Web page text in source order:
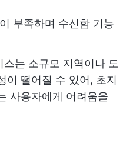
부족하며 수신함 기능
는 소규모 지역이나 도
이 떨어질 수 있어, 초지
사용자에게 어려움을